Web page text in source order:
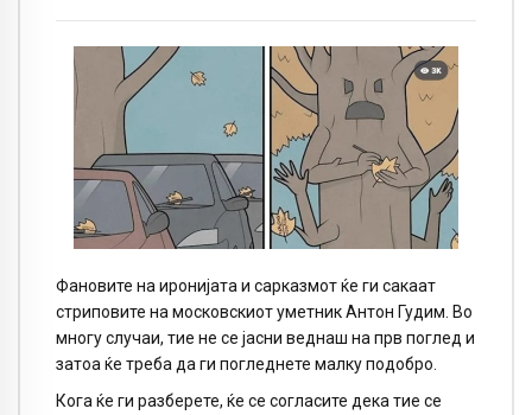
Фановите на иронијата и сарказмот ќе ги сакаат
стриповите на московскиот уметник Антон Гудим. Во
многу случаи, тие не се јасни веднаш на прв поглед и
затоа ќе треба да ги погледнете малку подобро.
Кога ќе ги разберете, ќе се согласите дека тие се